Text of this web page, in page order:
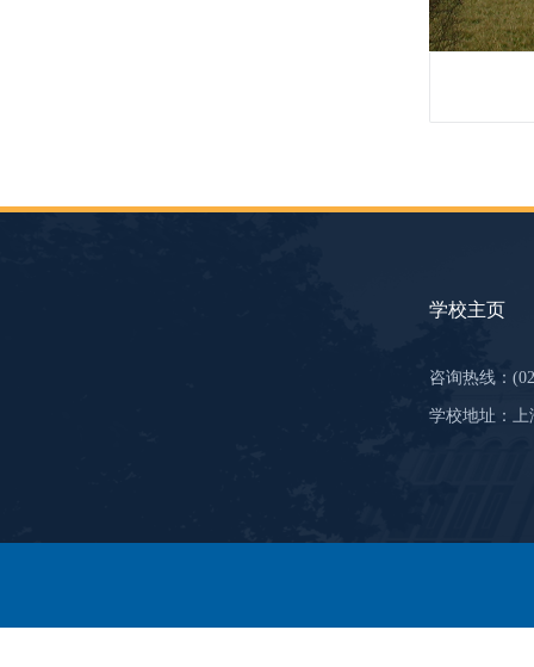
学校主页
咨询热线：
学校地址：上